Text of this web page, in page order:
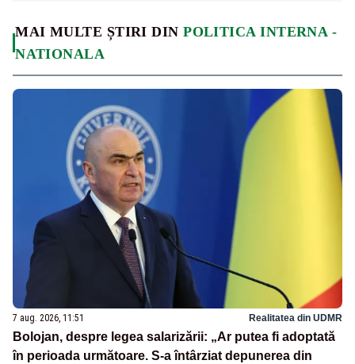
MAI MULTE ȘTIRI DINPOLITICA INTERNA -
NATIONALA
7 aug. 2026, 11:51 Realitatea din UDMR
Bolojan, despre legea salarizării: „Ar putea fi adoptată
în perioada următoare. S-a întârziat depunerea din